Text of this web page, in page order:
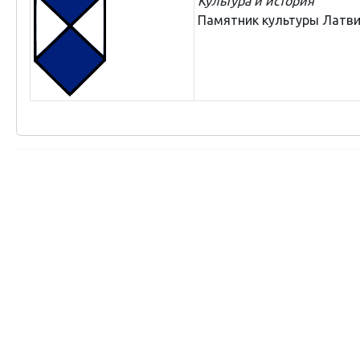
Памятник культуры